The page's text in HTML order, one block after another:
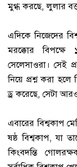
মুগ্ধ করছে, লুলার
এদিকে নিজেদের
মরক্কোর
সেলেসাওরা। সেই
নিয়ে প্রশ্ন করা
ড্র করেছে, সেটা
এবারের বিশ্বকাপ
ষষ্ঠ বিশ্বকাপ, যা
কিংবদন্তি